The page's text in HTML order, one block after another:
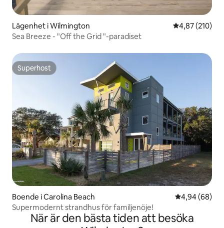
Lägenhet i Wilmington 4,87 av 5 i
4,87 (210)
Sea Breeze - "Off the Grid "-paradiset
Superhost
Superhost
Boende i Carolina Beach 4,94 av 5 i
4,94 (68)
Supermodernt strandhus för familjenöje!
När är den bästa tiden att besöka